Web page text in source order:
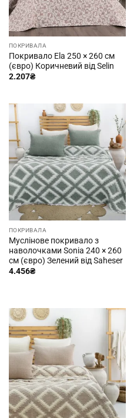
ПОКРИВАЛА
Покривало Ela 250 × 260 см
(євро) Коричневий від Selin
2.207₴
ПОКРИВАЛА
Муслінове покривало з
наволочками Sonia 240 × 260
см (євро) Зелений від Saheser
4.456₴